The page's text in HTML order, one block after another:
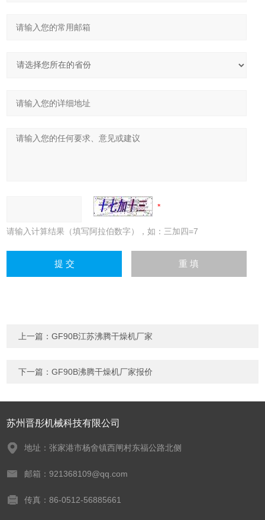
请输入计算结果（填写阿拉伯数字），如：三加四=7
上一篇：GF90B江苏沸腾干燥机厂家
下一篇：GF90B沸腾干燥机厂家报价
苏州晋彤机械科技有限公司
地址：张家港市杨舍镇西闸村东福公路北侧
邮箱：921368109@qq.com
传真：86-0512-56885661